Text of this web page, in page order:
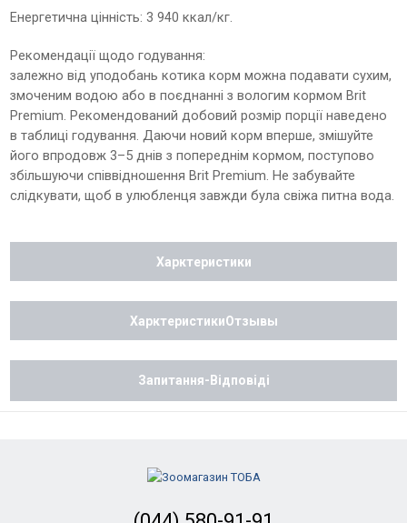
Енергетична цінність: 3 940 ккал/кг.
Рекомендації щодо годування:
залежно від уподобань котика корм можна подавати сухим,
змоченим водою або в поєднанні з вологим кормом Brit
Premium. Рекомендований добовий розмір порції наведено
в таблиці годування. Даючи новий корм вперше, змішуйте
його впродовж 3–5 днів з попереднім кормом, поступово
збільшуючи співвідношення Brit Premium. Не забувайте
слідкувати, щоб в улюбленця завжди була свіжа питна вода.
Харктеристики
ХарктеристикиОтзывы
Запитання-Відповіді